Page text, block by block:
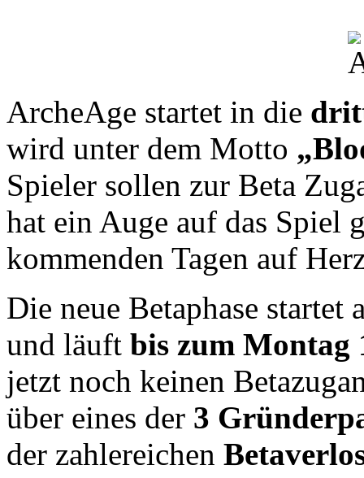
ArcheAge startet in die
wird unter dem Motto
Spieler sollen zur Beta
hat ein Auge auf das Spiel
kommenden Tagen auf
Die neue Betaphase startet
und läuft bis zum Montag
jetzt noch keinen
über eines der 3
der zahlereichen